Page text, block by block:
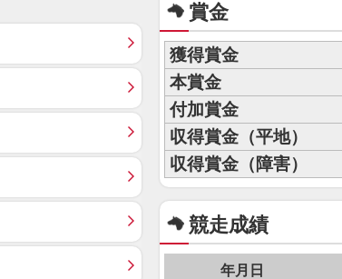
賞金
獲得賞金
本賞金
付加賞金
収得賞金（平地）
収得賞金（障害）
競走成績
年月日